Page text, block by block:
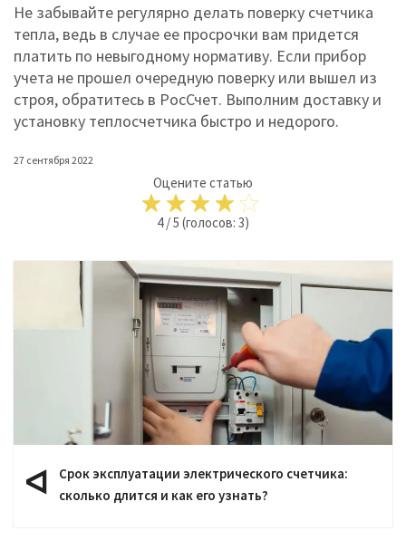
Не забывайте регулярно делать поверку счетчика
тепла, ведь в случае ее просрочки вам придется
платить по невыгодному нормативу. Если прибор
учета не прошел очередную поверку или вышел из
строя, обратитесь в РосСчет. Выполним доставку и
установку теплосчетчика быстро и недорого.
27 сентября 2022
Оцените статью
4/5 (голосов: 3)
Срок эксплуатации электрического счетчика:
сколько длится и как его узнать?